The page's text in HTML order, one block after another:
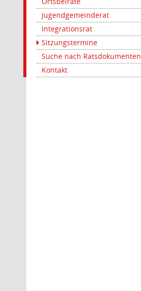
Jugendgemeinderat
Integrationsrat
Sitzungstermine
Suche nach Ratsdokumenten
Kontakt